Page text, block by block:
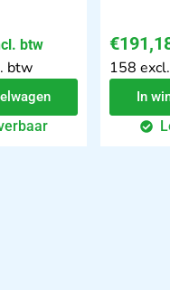
btw
btw
€
158
In